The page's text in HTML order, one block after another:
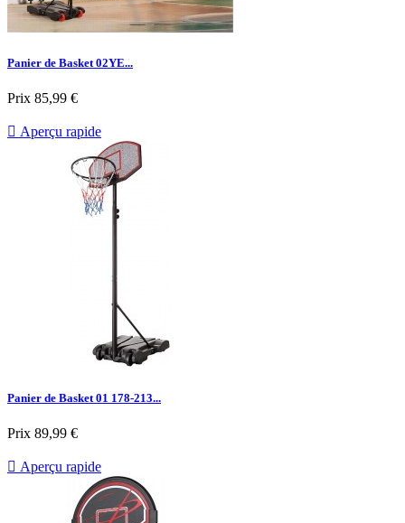
Panier de Basket 02YE...
Prix 85,99 €
 Aperçu rapide
Panier de Basket 01 178-213...
Prix 89,99 €
 Aperçu rapide